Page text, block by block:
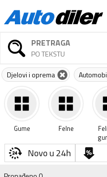
PRETRAGA
PO TEKSTU
Djelovi i oprema
Gume Felne
Novo u 24h